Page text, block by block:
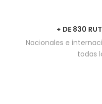
+ DE 830
Nacionales e
todas